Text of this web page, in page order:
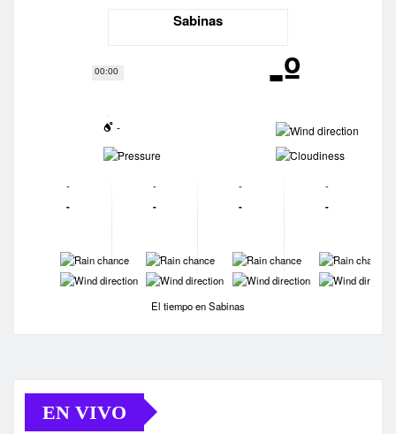
00:00
Sabinas
-º
-
-
-
-
-
-
-
-
-
-
-
-
-
-
-
-
-
-
-
-
El tiempo en Sabinas
EN VIVO